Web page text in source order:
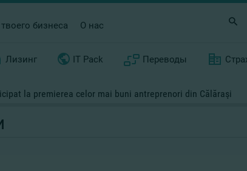
бизнеса О нас
Лизинг IT Pack Переводы
la premierea celor mai buni antreprenori din Călăraşi